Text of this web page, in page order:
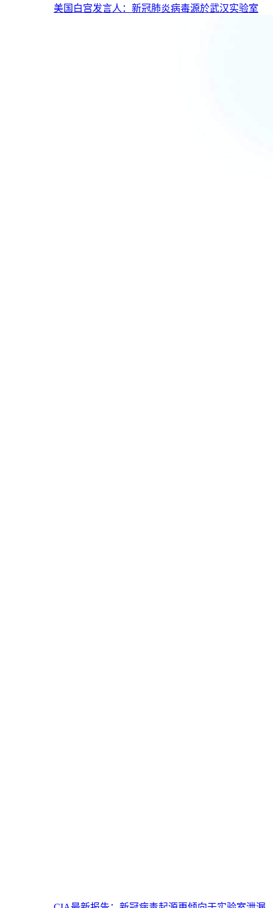
美国白宫发言人：新冠肺炎病毒源於武汉实验室